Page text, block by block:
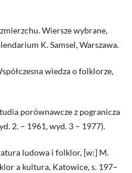
Wiersze wybrane,
K. Samsel, Warszawa.
wiedza o folklorze,
porównawcze z pogranicza
2. – 1961, wyd. 3 – 1977).
ludowa i folklor, [w:] M.
a kultura, Katowice, s. 197–